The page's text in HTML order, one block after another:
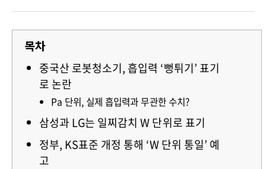
목차
중국산 로봇청소기, 흡입력 ‘뻥튀기’ 표기
로 논란
Pa 단위, 실제 흡입력과 무관한 수치?
삼성과 LG는 일찌감치 W 단위로 표기
정부, KS표준 개정 통해 ‘W 단위 통일’ 예
고